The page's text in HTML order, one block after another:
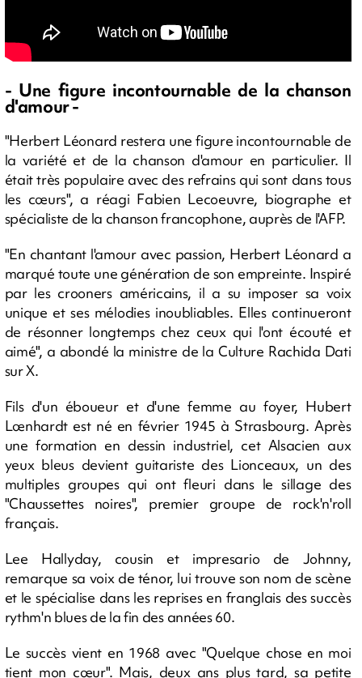
- Une figure incontournable de la chanson
d'amour -
"Herbert Léonard restera une figure incontournable de
la variété et de la chanson d'amour en particulier. Il
était très populaire avec des refrains qui sont dans tous
les cœurs", a réagi Fabien Lecoeuvre, biographe et
spécialiste de la chanson francophone, auprès de l'AFP.
"En chantant l'amour avec passion, Herbert Léonard a
marqué toute une génération de son empreinte. Inspiré
par les crooners américains, il a su imposer sa voix
unique et ses mélodies inoubliables. Elles continueront
de résonner longtemps chez ceux qui l'ont écouté et
aimé", a abondé la ministre de la Culture Rachida Dati
sur X.
Fils d'un éboueur et d'une femme au foyer, Hubert
Lœnhardt est né en février 1945 à Strasbourg. Après
une formation en dessin industriel, cet Alsacien aux
yeux bleus devient guitariste des Lionceaux, un des
multiples groupes qui ont fleuri dans le sillage des
"Chaussettes noires", premier groupe de rock'n'roll
français.
Lee Hallyday, cousin et impresario de Johnny,
remarque sa voix de ténor, lui trouve son nom de scène
et le spécialise dans les reprises en franglais des succès
rythm'n blues de la fin des années 60.
Le succès vient en 1968 avec "Quelque chose en moi
tient mon cœur". Mais, deux ans plus tard, sa petite